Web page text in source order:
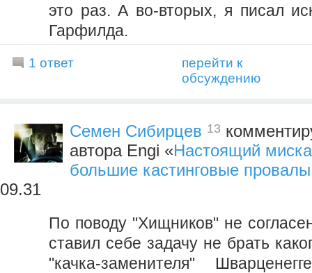
это раз. А во-вторых, я писал
Гарфилда.
1 ответ
перейти к
обсуждению
Семен Сибирцев 13
автора Engi «Настоящий
большие кастинговые
09.31
По поводу "Хищников" не
ставил себе задачу не брать
"качка-заменителя"